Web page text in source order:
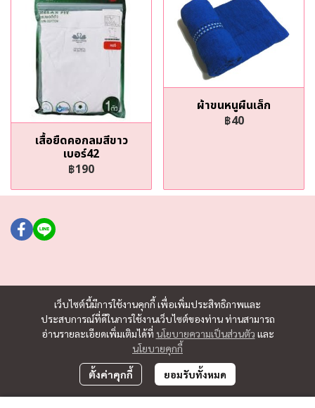
เสื้อยืดคอกลมสีขาว
เบอร์42
฿190
ผ้าขนหนูผืนเล็ก
฿40
เว็บไซต์นี้มีการใช้งานคุกกี้ เพื่อเพิ่มประสิทธิภาพและ
ประสบการณ์ที่ดีในการใช้งานเว็บไซต์ของท่าน ท่านสามารถ
อ่านรายละเอียดเพิ่มเติมได้ที่ นโยบายความเป็นส่วนตัว และ
นโยบายคุกกี้
ตั้งค่าคุกกี้ ยอมรับทั้งหมด